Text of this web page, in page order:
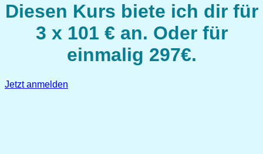
Diesen Kurs biete ich dir für
3 x 101 € an. Oder für
einmalig 297€.
Jetzt anmelden